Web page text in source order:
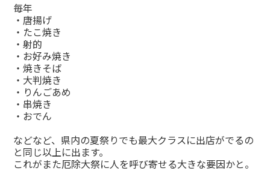
毎年
・唐揚げ
・たこ焼き
・射的
・お好み焼き
・焼きそば
・大判焼き
・りんごあめ
・串焼き
・おでん
などなど、県内の夏祭りでも最大クラスに出店がでるの
と同じ以上に出ます。
これがまた厄除大祭に人を呼び寄せる大きな要因かと。